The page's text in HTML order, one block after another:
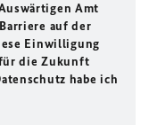
Amt
auf der
Einwilligung
die Zukunft
habe ich